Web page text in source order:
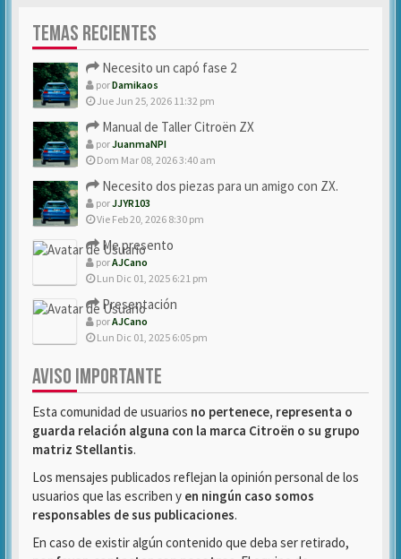
TEMAS RECIENTES
Necesito un capó fase 2
porDamikaos
Jue Jun 25, 2026 11:32 pm
Manual de Taller Citroën ZX
porJuanmaNPI
Dom Mar 08, 2026 3:40 am
Necesito dos piezas para un amigo con ZX.
porJJYR103
Vie Feb 20, 2026 8:30 pm
Me presento
porAJCano
Lun Dic 01, 2025 6:21 pm
Presentación
porAJCano
Lun Dic 01, 2025 6:05 pm
AVISO IMPORTANTE
Esta comunidad de usuarios no pertenece, representa o
guarda relación alguna con la marca Citroën o su grupo
matriz Stellantis.
Los mensajes publicados reflejan la opinión personal de los
usuarios que las escriben y en ningún caso somos
responsables de sus publicaciones.
En caso de existir algún contenido que deba ser retirado,